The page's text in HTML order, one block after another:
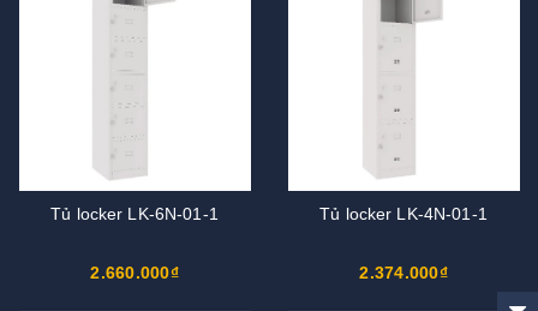
Tủ locker LK-6N-01-1
2.660.000₫
Tủ locker LK-4N-01-1
2.374.000₫